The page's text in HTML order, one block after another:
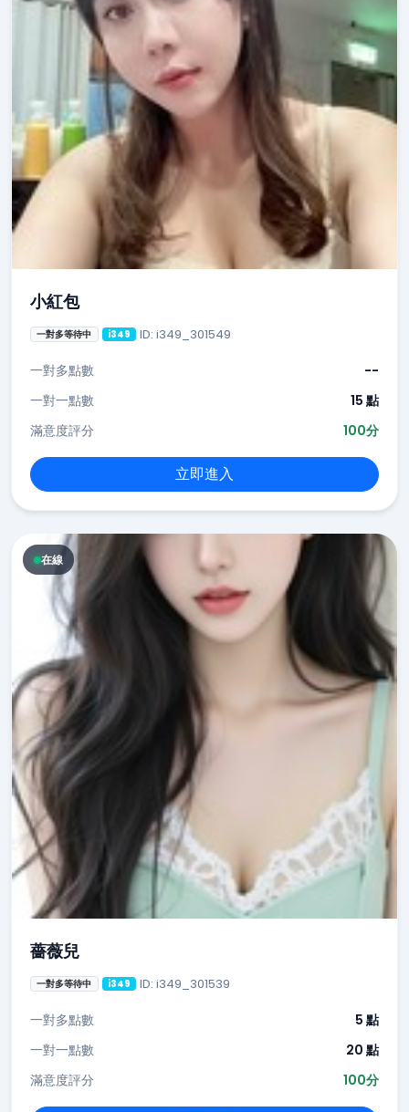
小紅包
一對多等待中 i349 ID: i349_301549
一對多點數
--
一對一點數
15 點
滿意度評分
100分
立即進入
在線
薔薇兒
一對多等待中 i349 ID: i349_301539
一對多點數
5 點
一對一點數
20 點
滿意度評分
100分